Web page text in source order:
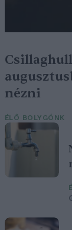
nézni
ÉLŐ BOLYGÓNK